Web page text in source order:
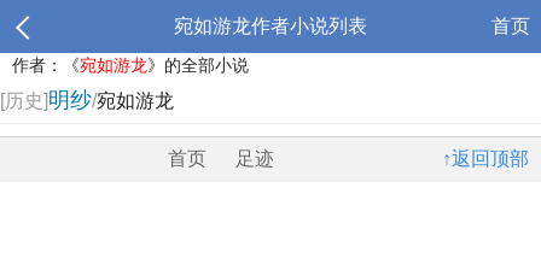
宛如游龙作者小说列表 首页
作者：《宛如游龙》的全部小说
[历史]明纱/宛如游龙
↑返回顶部
首页 足迹